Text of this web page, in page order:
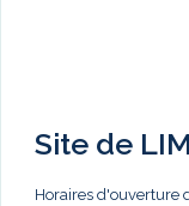
Site de
Horaires d'ouverture